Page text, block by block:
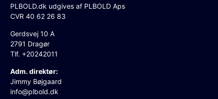
PLBOLD.dk udgives af PLBOLD Aps
CVR 40 62 26 83
Gerdsvej 10 A
2791 Dragør
Tlf. +20242011
Adm. direktør:
Jimmy Bøjgaard
info@plbold.dk